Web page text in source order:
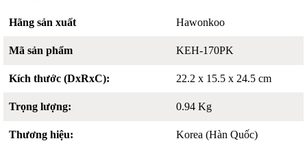
Hãng sản xuất Hawonkoo
Mã sản phẩm KEH-170PK
Kích thước (DxRxC): 22.2 x 15.5 x 24.5 cm
Trọng lượng: 0.94 Kg
Thương hiệu: Korea (Hàn Quốc)